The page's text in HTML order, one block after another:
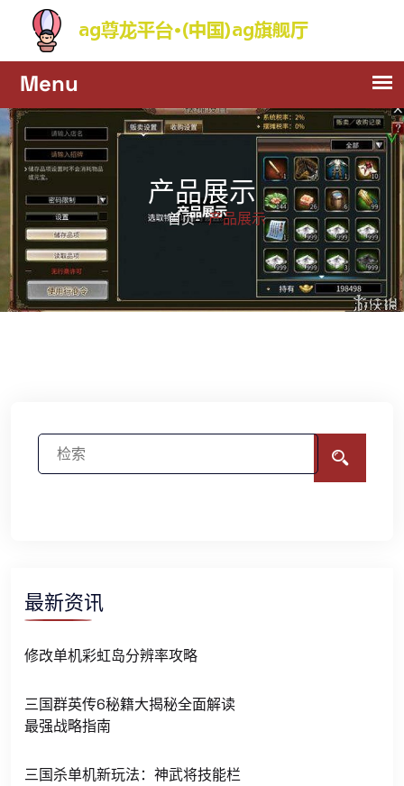
产品展示
首页- 产品展示
最新资讯
修改单机彩虹岛分辨率攻略
三国群英传6秘籍大揭秘全面解读
最强战略指南
三国杀单机新玩法：神武将技能栏